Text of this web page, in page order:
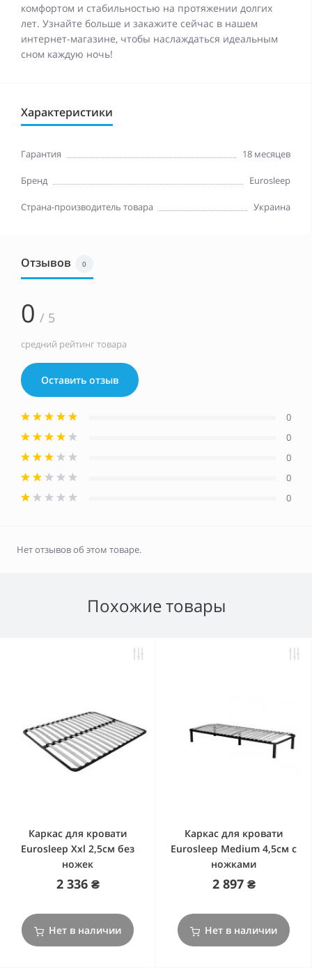
комфортом и стабильностью на протяжении долгих
лет. Узнайте больше и закажите сейчас в нашем
интернет-магазине, чтобы наслаждаться идеальным
сном каждую ночь!
Характеристики
Гарантия 18 месяцев
Бренд Eurosleep
Страна-производитель товара Украина
Отзывов 0
0 / 5
средний рейтинг товара
Оставить отзыв
0
0
0
0
0
Нет отзывов об этом товаре.
Похожие товары
Каркас для кровати
Eurosleep Xxl 2,5cм без
ножек
2 336 ₴
Нет в наличии
Каркас для кровати
Eurosleep Medium 4,5cм с
ножками
2 897 ₴
Нет в наличии